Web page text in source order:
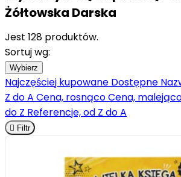
Żółtowska Darska
Jest 128 produktów.
Sortuj wg:
Wybierz
Najczęściej kupowane Dostępne
Z do A Cena, rosnącoCena,
do Z Referencje, od Z do A
 Filtr